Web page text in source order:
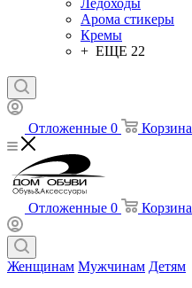
Ледоходы
Арома стикеры
Кремы
+ ЕЩЕ 22
Отложенные 0 Корзина
Отложенные 0 Корзина
Женщинам Мужчинам Детям